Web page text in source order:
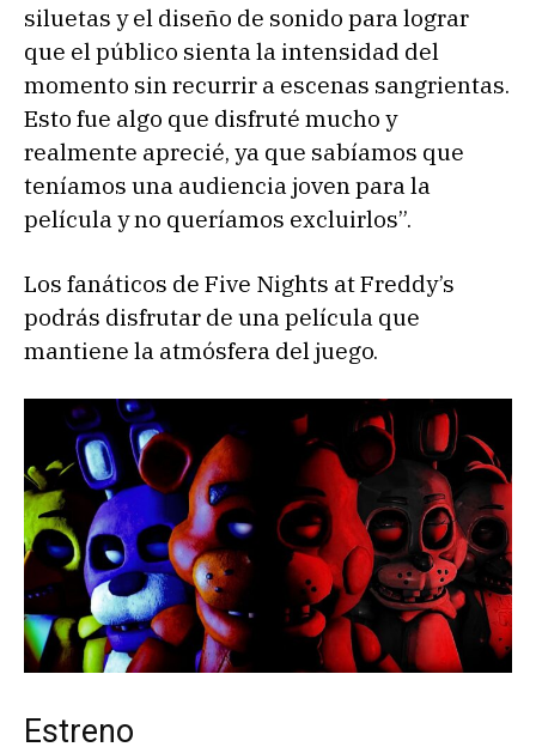
siluetas y el diseño de sonido para lograr
que el público sienta la intensidad del
momento sin recurrir a escenas sangrientas.
Esto fue algo que disfruté mucho y
realmente aprecié, ya que sabíamos que
teníamos una audiencia joven para la
película y no queríamos excluirlos”.
Los fanáticos de Five Nights at Freddy’s
podrás disfrutar de una película que
mantiene la atmósfera del juego.
Estreno